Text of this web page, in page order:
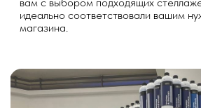
Пристенный усиленный стеллаж
объемных товаров вдоль стен торгового помещения.
Эти стеллажи обеспечивают максимальную
устойчивость и долговечность.